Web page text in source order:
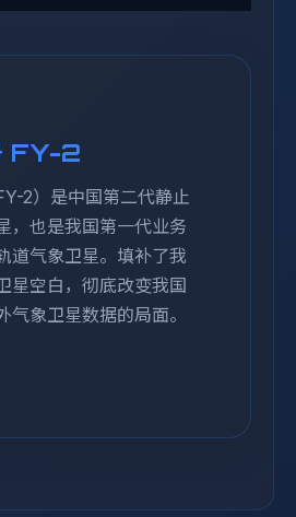
FY-2
2）是中国第二代静止
，也是我国第一代业务
道气象卫星。填补了我
星空白，彻底改变我国
气象卫星数据的局面。